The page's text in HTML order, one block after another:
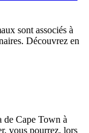
sont associés à
Découvrez en
de Cape Town à
vous pourrez, lors